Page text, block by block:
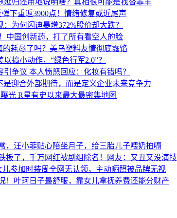
下重返3900点！情绪修复或近尾声
为何闪迪暴增372%股价却大跌？
中国创新药，打了所有看空人的脸
的耗尽了吗？美乌塑料友情彻底露馅
搞小动作，“绿色行军2.0”？
争议 本人愤怒回应：化妆有错吗？
是迎合外部期待，而是定义企业未来竞争力
光 R星有史以来最大最密集地图
，汪小菲贴心陪坐月子，给三胎儿子喂奶拍嗝
板了，千万网红被剧组除名！网友：又丑又没演技
儿参加时装周全网无认领，主动晒照被品牌无视
！叶珂日子最舒服，靠女儿拿抚养费还能分财产